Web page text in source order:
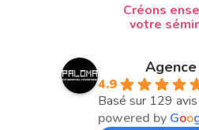
Créons
votre
4.9
Basé sur 129 avis
powered by Goo